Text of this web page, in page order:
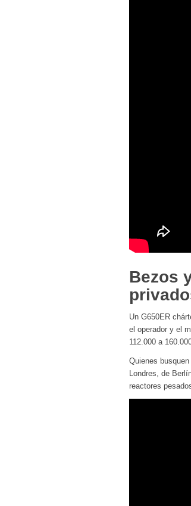
Bezos
Un G650ER
el operador y el
112.000 a
Quienes
Londres, de
reactores